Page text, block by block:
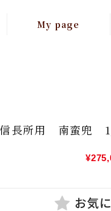
My page
長所用 南蛮兜